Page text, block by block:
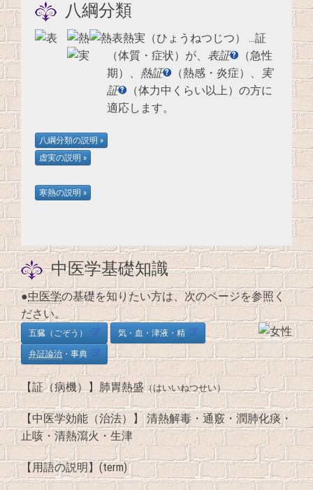
八綱分類
表熱実（ひょうねつじつ）
…証
（体質・症状）が、 表証
（急性
期）、 熱証 （熱感・炎症）、
実
証
（体力中くらい以上）の方に
適応します。
中医学基礎知識
●中医学の基礎を知りたい方は、次のページを参照く
ださい。
五臓（ごぞう） 気・血・津液・精
弁証論治 ・事典
【証（病機）】肺胃熱盛（はいいねつせい）
【中医学効能（治法）】 清熱解毒・通竅・潤肺化痰・
止咳・清熱瀉火・生津
【用語の説明】(term)